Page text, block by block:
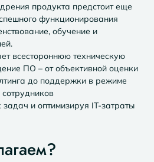
продукта предстоит еще
функционирования
обучение и
всестороннюю техническую
ПО – от объективной оценки
до поддержки в режиме
и оптимизируя IT-затраты